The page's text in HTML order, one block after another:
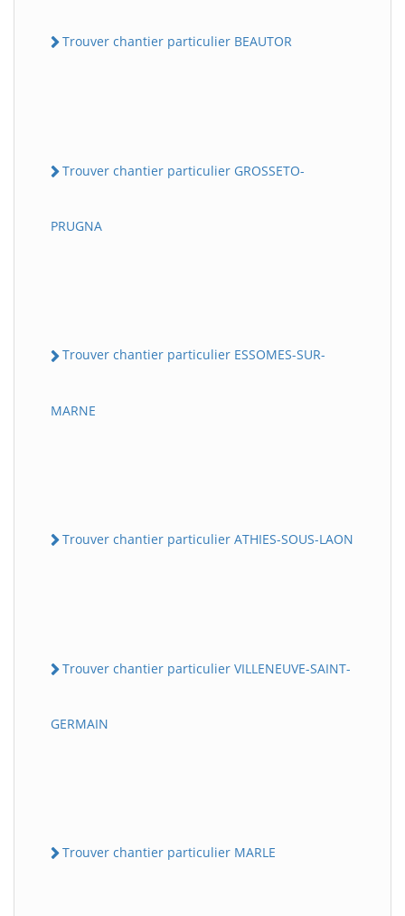
Trouver chantier particulier BEAUTOR
Trouver chantier particulier GROSSETO-
PRUGNA
Trouver chantier particulier ESSOMES-SUR-
MARNE
Trouver chantier particulier ATHIES-SOUS-LAON
Trouver chantier particulier VILLENEUVE-SAINT-
GERMAIN
Trouver chantier particulier MARLE